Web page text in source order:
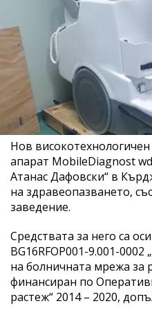
Нов
апарат MobileDiagnost
Атанас Дафовски“ в
на здравеопазването,
заведение.
Средствата за него са
BG16RFOP001-9.001-
на болничната мрежа за
финансиран по
растеж“ 2014 – 2020,